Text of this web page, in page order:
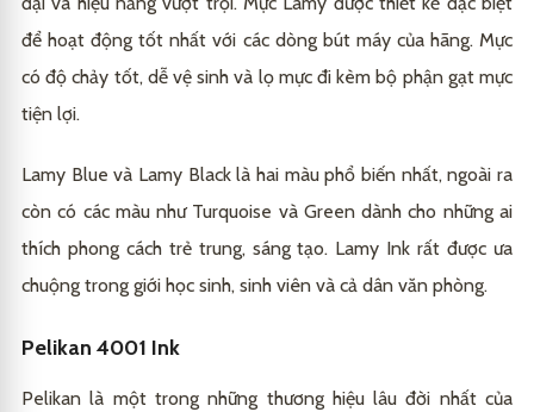
để hoạt động tốt nhất với các dòng bút máy của hãng. Mực
có độ chảy tốt, dễ vệ sinh và lọ mực đi kèm bộ phận gạt mực
tiện lợi.
Lamy Blue và Lamy Black là hai màu phổ biến nhất, ngoài ra
còn có các màu như Turquoise và Green dành cho những ai
thích phong cách trẻ trung, sáng tạo. Lamy Ink rất được ưa
chuộng trong giới học sinh, sinh viên và cả dân văn phòng.
Pelikan 4001 Ink
Pelikan là một trong những thương hiệu lâu đời nhất của